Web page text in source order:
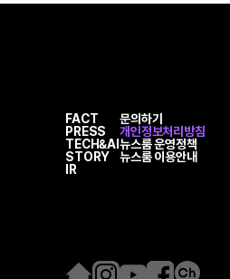
FACT
PRESS
TECH&AI
STORY
IR
문의하기
개인정보처리방침
뉴스룸 운영정책
뉴스룸 이용안내
홈 인 유 페 카